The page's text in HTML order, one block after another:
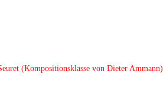
(Kompositionsklasse von Dieter Ammann)